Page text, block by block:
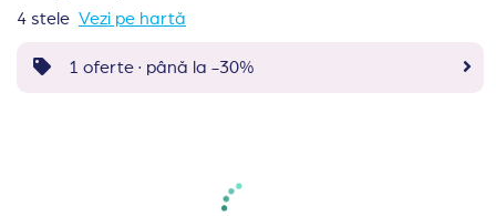
4 stele Vezi pe hartă
1 oferte · până la -30%